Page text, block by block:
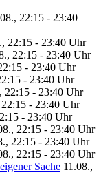
22:15 - 23:40
22:15 - 23:40 Uhr
22:15 - 23:40 Uhr
- 23:40 Uhr
- 23:40 Uhr
22:15 - 23:40 Uhr
22:15 - 23:40 Uhr
- 23:40 Uhr
22:15 - 23:40 Uhr
22:15 - 23:40 Uhr
22:15 - 23:40 Uhr
Sache 11.08.,